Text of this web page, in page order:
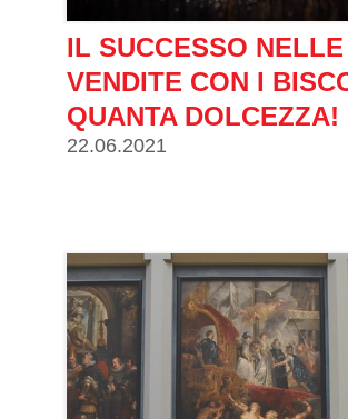
IL SUCCESSO NELLE
VENDITE CON I
QUANTA DOLCEZZA!
22.06.2021